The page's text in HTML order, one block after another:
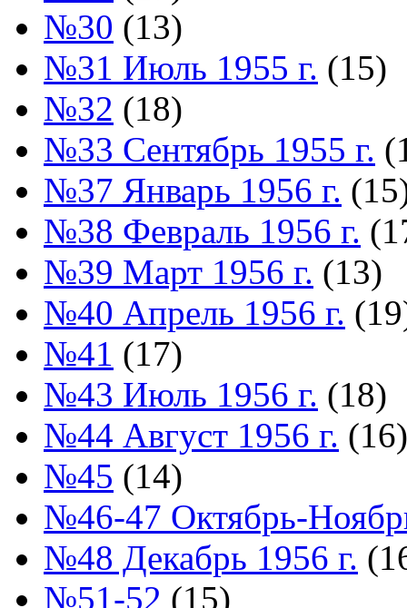
№30 (13)
№31 Июль 1955 г. (15)
№32 (18)
№33 Сентябрь 1955 г.
№37 Январь 1956 г.
№38 Февраль 1956 г.
№39 Март 1956 г. (13)
№40 Апрель 1956 г.
№41 (17)
№43 Июль 1956 г. (18)
№44 Август 1956 г. (16)
№45 (14)
№46-47 Октябрь-
№48 Декабрь 1956 г.
№51-52 (15)